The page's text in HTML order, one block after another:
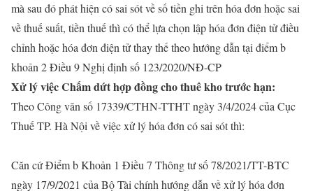
mà sau đó phát hiện có sai sót về số tiền ghi trên hóa đơn hoặc sai
về thuế suất, tiền thuế thì có thể lựa chọn lập hóa đơn điện tử điều
chỉnh hoặc hóa đơn điện tử thay thế theo hướng dẫn tại điểm b
khoản 2 Điều 9 Nghị định số 123/2020/NĐ-CP
Xử lý việc Chấm dứt hợp đồng cho thuê kho trước hạn:
Theo Công văn số 17339/CTHN-TTHT ngày 3/4/2024 của Cục
Thuế TP. Hà Nội về việc xử lý hóa đơn có sai sót thì:
Căn cứ Điểm b Khoản 1 Điều 7 Thông tư số 78/2021/TT-BTC
ngày 17/9/2021 của Bộ Tài chính hướng dẫn về xử lý hóa đơn